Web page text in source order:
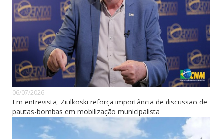
06/07/2026
Em entrevista, Ziulkoski reforça importância de discussão de
pautas-bombas em mobilização municipalista